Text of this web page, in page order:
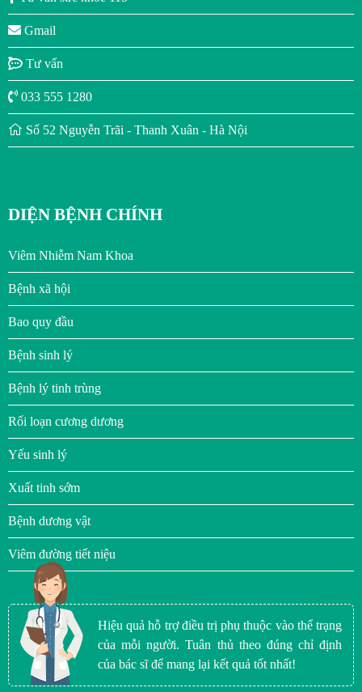
Gmail
Tư vấn
033 555 1280
Số 52 Nguyễn Trãi - Thanh Xuân - Hà Nội
DIỆN BỆNH CHÍNH
Viêm Nhiễm Nam Khoa
Bệnh xã hội
Bao quy đầu
Bệnh sinh lý
Bệnh lý tinh trùng
Rối loạn cương dương
Yếu sinh lý
Xuất tinh sớm
Bệnh dương vật
Viêm đường tiết niệu
Hiệu quả hỗ trợ điều trị phụ thuộc vào thể trạng
của mỗi người. Tuân thủ theo đúng chỉ định
của bác sĩ để mang lại kết quả tốt nhất!